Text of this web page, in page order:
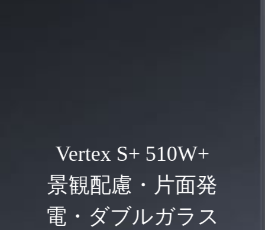
Vertex S+ 510W+
景観配慮・片面発
電・ダブルガラス